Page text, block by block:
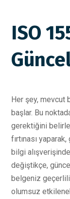
ISO
Her şey, mevcut
başlar. Bu
gerektiğini
fırtınası
bilgi
değiştikçe,
belgeniz
olumsuz